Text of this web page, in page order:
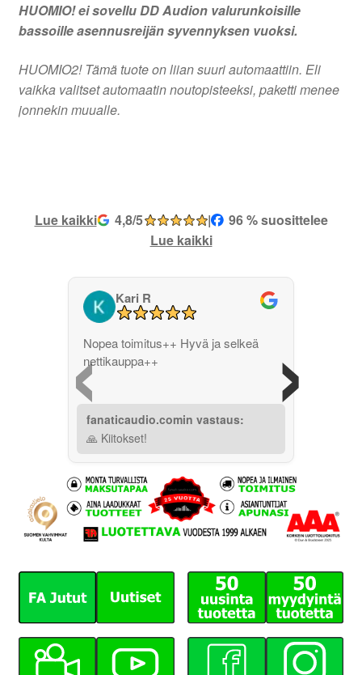
HUOMIO! ei sovellu DD Audion valurunkoisille
bassoille asennusreijän syvennyksen vuoksi.
HUOMIO2! Tämä tuote on liian suuri automaattiin. Eli
vaikka valitset automaatin noutopisteeksi, paketti menee
jonnekin muualle.
Lue kaikki 4,8/5 |
96 % suosittelee
Lue kaikki
‹
Kari R
Nopea toimitus++ Hyvä ja selkeä
nettikauppa++
fanaticaudio.comin vastaus:
🙏 Kiitokset!
›